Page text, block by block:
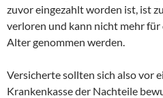
zuvor eingezahlt worden ist, ist
verloren und kann nicht mehr für
Alter genommen werden.
Versicherte sollten sich also vor
Krankenkasse der Nachteile